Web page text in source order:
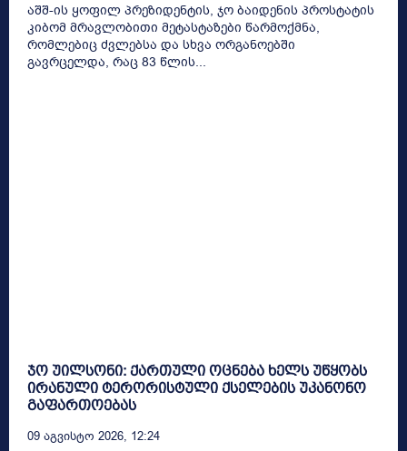
აშშ-ის ყოფილ პრეზიდენტის, ჯო ბაიდენის პროსტატის
კიბომ მრავლობითი მეტასტაზები წარმოქმნა,
რომლებიც ძვლებსა და სხვა ორგანოებში
გავრცელდა, რაც 83 წლის...
ჯო უილსონი: ქართული ოცნება ხელს უწყობს
ირანული ტერორისტული ქსელების უკანონო
გაფართოებას
09 Აგვისტო 2026, 12:24